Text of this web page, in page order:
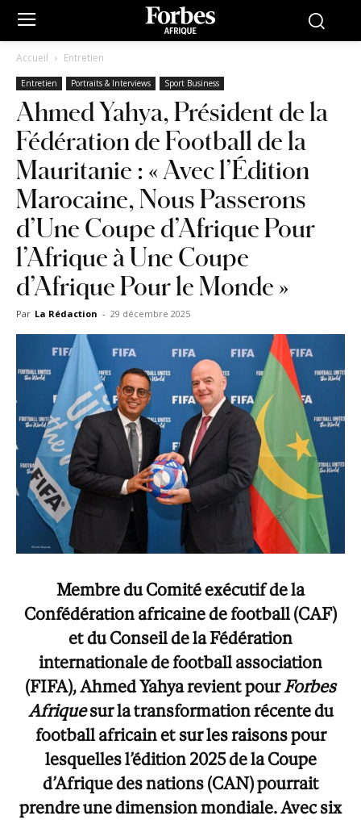
Accueil Entretien
Entretien Portraits & Interviews Sport Business
Ahmed Yahya, Président de la
Fédération de Football de la
Mauritanie : « Avec l’Édition
Marocaine, Nous Passerons
d’Une Coupe d’Afrique Pour
l’Afrique à Une Coupe
d’Afrique Pour le Monde »
Par La Rédaction - 29 décembre 2025
Membre du Comité exécutif de la
Confédération africaine de football (CAF)
et du Conseil de la Fédération
internationale de football association
(FIFA), Ahmed Yahya revient pourForbes
Afriquesur la transformation récente du
football africain et sur les raisons pour
lesquelles l’édition 2025 de la Coupe
d’Afrique des nations (CAN) pourrait
prendre une dimension mondiale. Avec six